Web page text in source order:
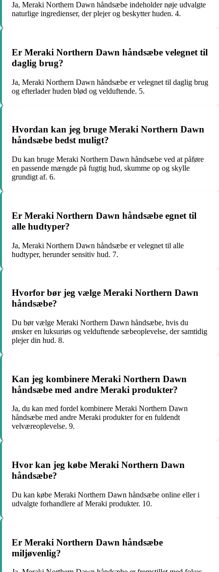
Ja, Meraki Northern Dawn håndsæbe indeholder nøje udvalgte
naturlige ingredienser, der plejer og beskytter huden. 4.
Er Meraki Northern Dawn håndsæbe velegnet til
daglig brug?
Ja, Meraki Northern Dawn håndsæbe er velegnet til daglig brug
og efterlader huden blød og velduftende. 5.
Hvordan kan jeg bruge Meraki Northern Dawn
håndsæbe bedst muligt?
Du kan bruge Meraki Northern Dawn håndsæbe ved at påføre
en passende mængde på fugtig hud, skumme op og skylle
grundigt af. 6.
Er Meraki Northern Dawn håndsæbe egnet til
alle hudtyper?
Ja, Meraki Northern Dawn håndsæbe er velegnet til alle
hudtyper, herunder sensitiv hud. 7.
Hvorfor bør jeg vælge Meraki Northern Dawn
håndsæbe?
Du bør vælge Meraki Northern Dawn håndsæbe, hvis du
ønsker en luksuriøs og velduftende sæbeoplevelse, der samtidig
plejer din hud. 8.
Kan jeg kombinere Meraki Northern Dawn
håndsæbe med andre Meraki produkter?
Ja, du kan med fordel kombinere Meraki Northern Dawn
håndsæbe med andre Meraki produkter for en fuldendt
velværeoplevelse. 9.
Hvor kan jeg købe Meraki Northern Dawn
håndsæbe?
Du kan købe Meraki Northern Dawn håndsæbe online eller i
udvalgte forhandlere af Meraki produkter. 10.
Er Meraki Northern Dawn håndsæbe
miljøvenlig?